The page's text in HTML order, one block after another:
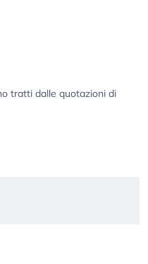
tratti dalle quotazioni di